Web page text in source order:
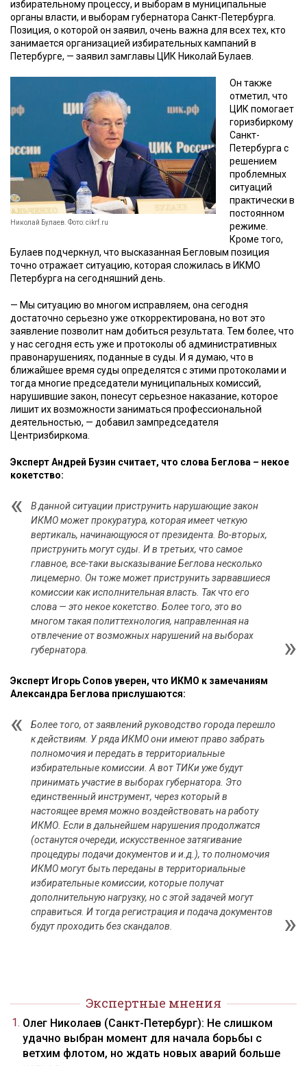
избирательному процессу, и выборам в муниципальные
органы власти, и выборам губернатора Санкт-Петербурга.
Позиция, о которой он заявил, очень важна для всех тех, кто
занимается организацией избирательных кампаний в
Петербурге, — заявил замглавы ЦИК Николай Булаев.
Николай Булаев. Фото: cikrf.ru
Он также
отметил, что
ЦИК помогает
горизбиркому
Санкт-
Петербурга с
решением
проблемных
ситуаций
практически в
постоянном
режиме.
Кроме того,
Булаев подчеркнул, что высказанная Бегловым позиция
точно отражает ситуацию, которая сложилась в ИКМО
Петербурга на сегодняшний день.
— Мы ситуацию во многом исправляем, она сегодня
достаточно серьезно уже откорректирована, но вот это
заявление позволит нам добиться результата. Тем более, что
у нас сегодня есть уже и протоколы об административных
правонарушениях, поданные в суды. И я думаю, что в
ближайшее время суды определятся с этими протоколами и
тогда многие председатели муниципальных комиссий,
нарушившие закон, понесут серьезное наказание, которое
лишит их возможности заниматься профессиональной
деятельностью, — добавил зампредседателя
Центризбиркома.
Эксперт Андрей Бузин считает, что слова Беглова – некое
кокетство:
В данной ситуации приструнить нарушающие закон
ИКМО может прокуратура, которая имеет четкую
вертикаль, начинающуюся от президента. Во-вторых,
приструнить могут суды. И в третьих, что самое
главное, все-таки высказывание Беглова несколько
лицемерно. Он тоже может приструнить зарвавшиеся
комиссии как исполнительная власть. Так что его
слова — это некое кокетство. Более того, это во
многом такая политтехнология, направленная на
отвлечение от возможных нарушений на выборах
губернатора.
Эксперт Игорь Сопов уверен, что ИКМО к замечаниям
Александра Беглова прислушаются:
Более того, от заявлений руководство города перешло
к действиям. У ряда ИКМО они имеют право забрать
полномочия и передать в территориальные
избирательные комиссии. А вот ТИКи уже будут
принимать участие в выборах губернатора. Это
единственный инструмент, через который в
настоящее время можно воздействовать на работу
ИКМО. Если в дальнейшем нарушения продолжатся
(останутся очереди, искусственное затягивание
процедуры подачи документов и и.д.), то полномочия
ИКМО могут быть переданы в территориальные
избирательные комиссии, которые получат
дополнительную нагрузку, но с этой задачей могут
справиться. И тогда регистрация и подача документов
будут проходить без скандалов.
Экспертные мнения
Олег Николаев (Санкт-Петербург): Не слишком
удачно выбран момент для начала борьбы с
ветхим флотом, но ждать новых аварий больше